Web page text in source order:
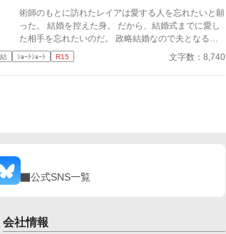
術師のもとに訪れたレイアは愛する人を忘れたいと願
った。 結婚を控えた身。 だから、結婚式までに愛し
た相手を忘れたいのだ。 政略結婚なので夫となる人
に愛情はない。 結婚後に愛人を家に入れるといった
男に愛情が湧こうはずがない。 絶望しか見えない結
ｼｮｰﾄｼｮｰﾄ R15 文字数：8,740
公式SNS一覧
会社情報